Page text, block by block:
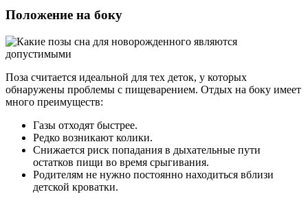
Положение на боку
Поза считается идеальной для тех деток, у которых
обнаружены проблемы с пищеварением. Отдых на боку имеет
много преимуществ:
Газы отходят быстрее.
Редко возникают колики.
Снижается риск попадания в дыхательные пути
остатков пищи во время срыгивания.
Родителям не нужно постоянно находиться вблизи
детской кроватки.